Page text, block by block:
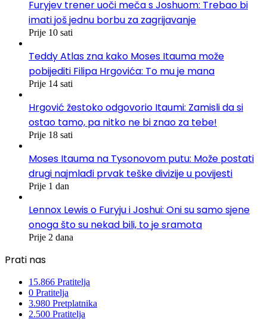
Furyjev trener uoči meča s Joshuom: Trebao bi
imati još jednu borbu za zagrijavanje
Prije 10 sati
Teddy Atlas zna kako Moses Itauma može
pobijediti Filipa Hrgovića: To mu je mana
Prije 14 sati
Hrgović žestoko odgovorio Itaumi: Zamisli da si
ostao tamo, pa nitko ne bi znao za tebe!
Prije 18 sati
Moses Itauma na Tysonovom putu: Može postati
drugi najmlađi prvak teške divizije u povijesti
Prije 1 dan
Lennox Lewis o Furyju i Joshui: Oni su samo sjene
onoga što su nekad bili, to je sramota
Prije 2 dana
Prati nas
15.866 Pratitelja
0 Pratitelja
3.980 Pretplatnika
2.500 Pratitelja